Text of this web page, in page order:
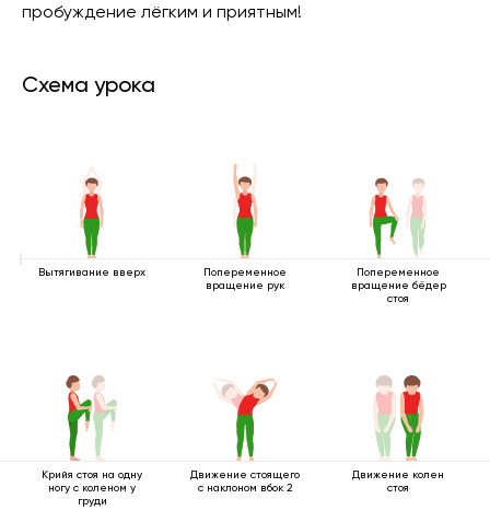
пробуждение лёгким и приятным!
Схема урока
Вытягивание вверх
Попеременное
вращение рук
Попеременное
вращение бёдер
стоя
Крийя стоя на одну
ногу с коленом у
груди
Движение стоящего
с наклоном вбок 2
Движение колен
стоя